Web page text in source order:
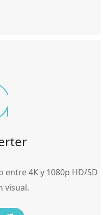
4K y 1080p HD/SD
visual.